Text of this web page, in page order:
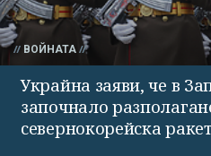
ВОЙНАТА
Украйна заяви, че в
започнало
севернокорейска